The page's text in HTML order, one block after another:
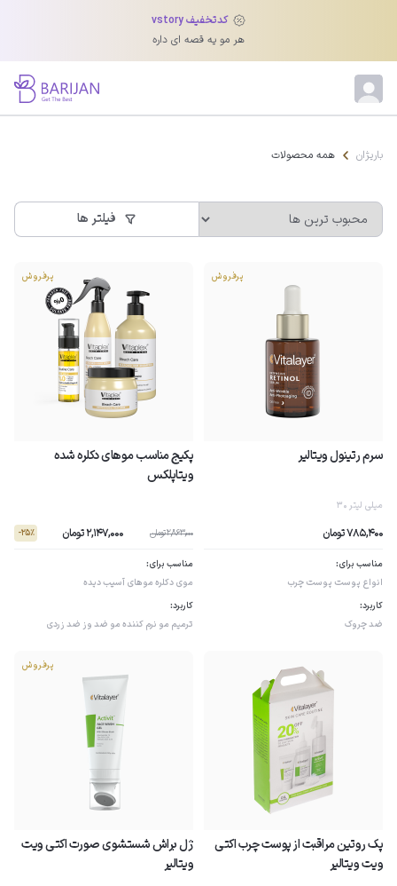
کدتخفیف vstory
هر مو یه قصه ای داره
باریژان همه محصولات
همه محصولات
فیلتر ها
سرم رتینول ویتالیر
30 میلی لیتر
785,400 تومان
مناسب برای:
انواع پوست پوست چرب
کاربرد:
ضد چروک
پرفروش
پکیج مناسب موهای دکلره شده
ویتاپلکس
2,863,000 تومان 2,147,000 تومان - 25٪
مناسب برای:
موی دکلره موهای آسیب دیده
کاربرد:
ترمیم مو نرم کننده مو ضد وز ضد زردی
پرفروش
پک روتین مراقبت از پوست چرب اکتی
ویت ویتالیر
ژل براش شستشوى صورت اکتی ویت
ویتالیر
پرفروش